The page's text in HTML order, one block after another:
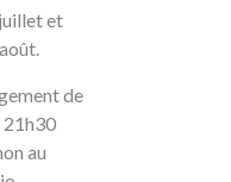
et
de
21h30
au